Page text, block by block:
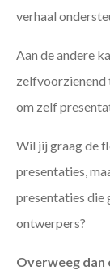
verhaal
Aan de andere
zelfvoorzienend
om zelf
Wil jij graag de
presentaties,
presentaties die
ontwerpers?
Overweeg dan